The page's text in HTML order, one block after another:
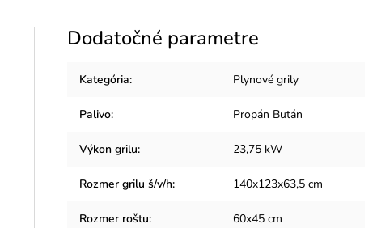
Dodatočné parametre
Kategória: Plynové grily
Palivo: Propán Bután
Výkon grilu: 23,75 kW
Rozmer grilu š/v/h: 140x123x63,5 cm
Rozmer roštu: 60x45 cm